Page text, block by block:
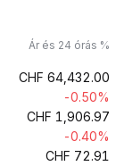
Ár és 24 órás %
CHF 64,432.00
-0.50%
CHF 1,906.97
-0.40%
CHF 72.91